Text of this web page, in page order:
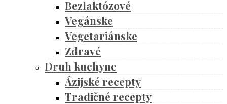
Bezlaktózové
Vegánske
Vegetariánske
Zdravé
Druh kuchyne
Ázijské recepty
Tradičné recepty